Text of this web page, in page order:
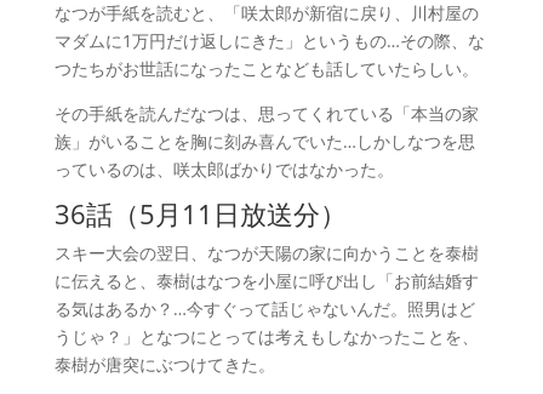
なつが手紙を読むと、「咲太郎が新宿に戻り、川村屋の
マダムに1万円だけ返しにきた」というもの…その際、な
つたちがお世話になったことなども話していたらしい。
その手紙を読んだなつは、思ってくれている「本当の家
族」がいることを胸に刻み喜んでいた…しかしなつを思
っているのは、咲太郎ばかりではなかった。
36話（5月11日放送分）
スキー大会の翌日、なつが天陽の家に向かうことを泰樹
に伝えると、泰樹はなつを小屋に呼び出し「お前結婚す
る気はあるか？…今すぐって話じゃないんだ。照男はど
うじゃ？」となつにとっては考えもしなかったことを、
泰樹が唐突にぶつけてきた。